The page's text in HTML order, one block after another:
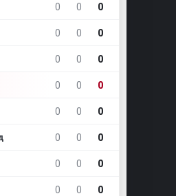
0 0 0
0 0 0
0 0 0
0 0 0
0 0 0
0 0 0
0 0 0
0 0 0